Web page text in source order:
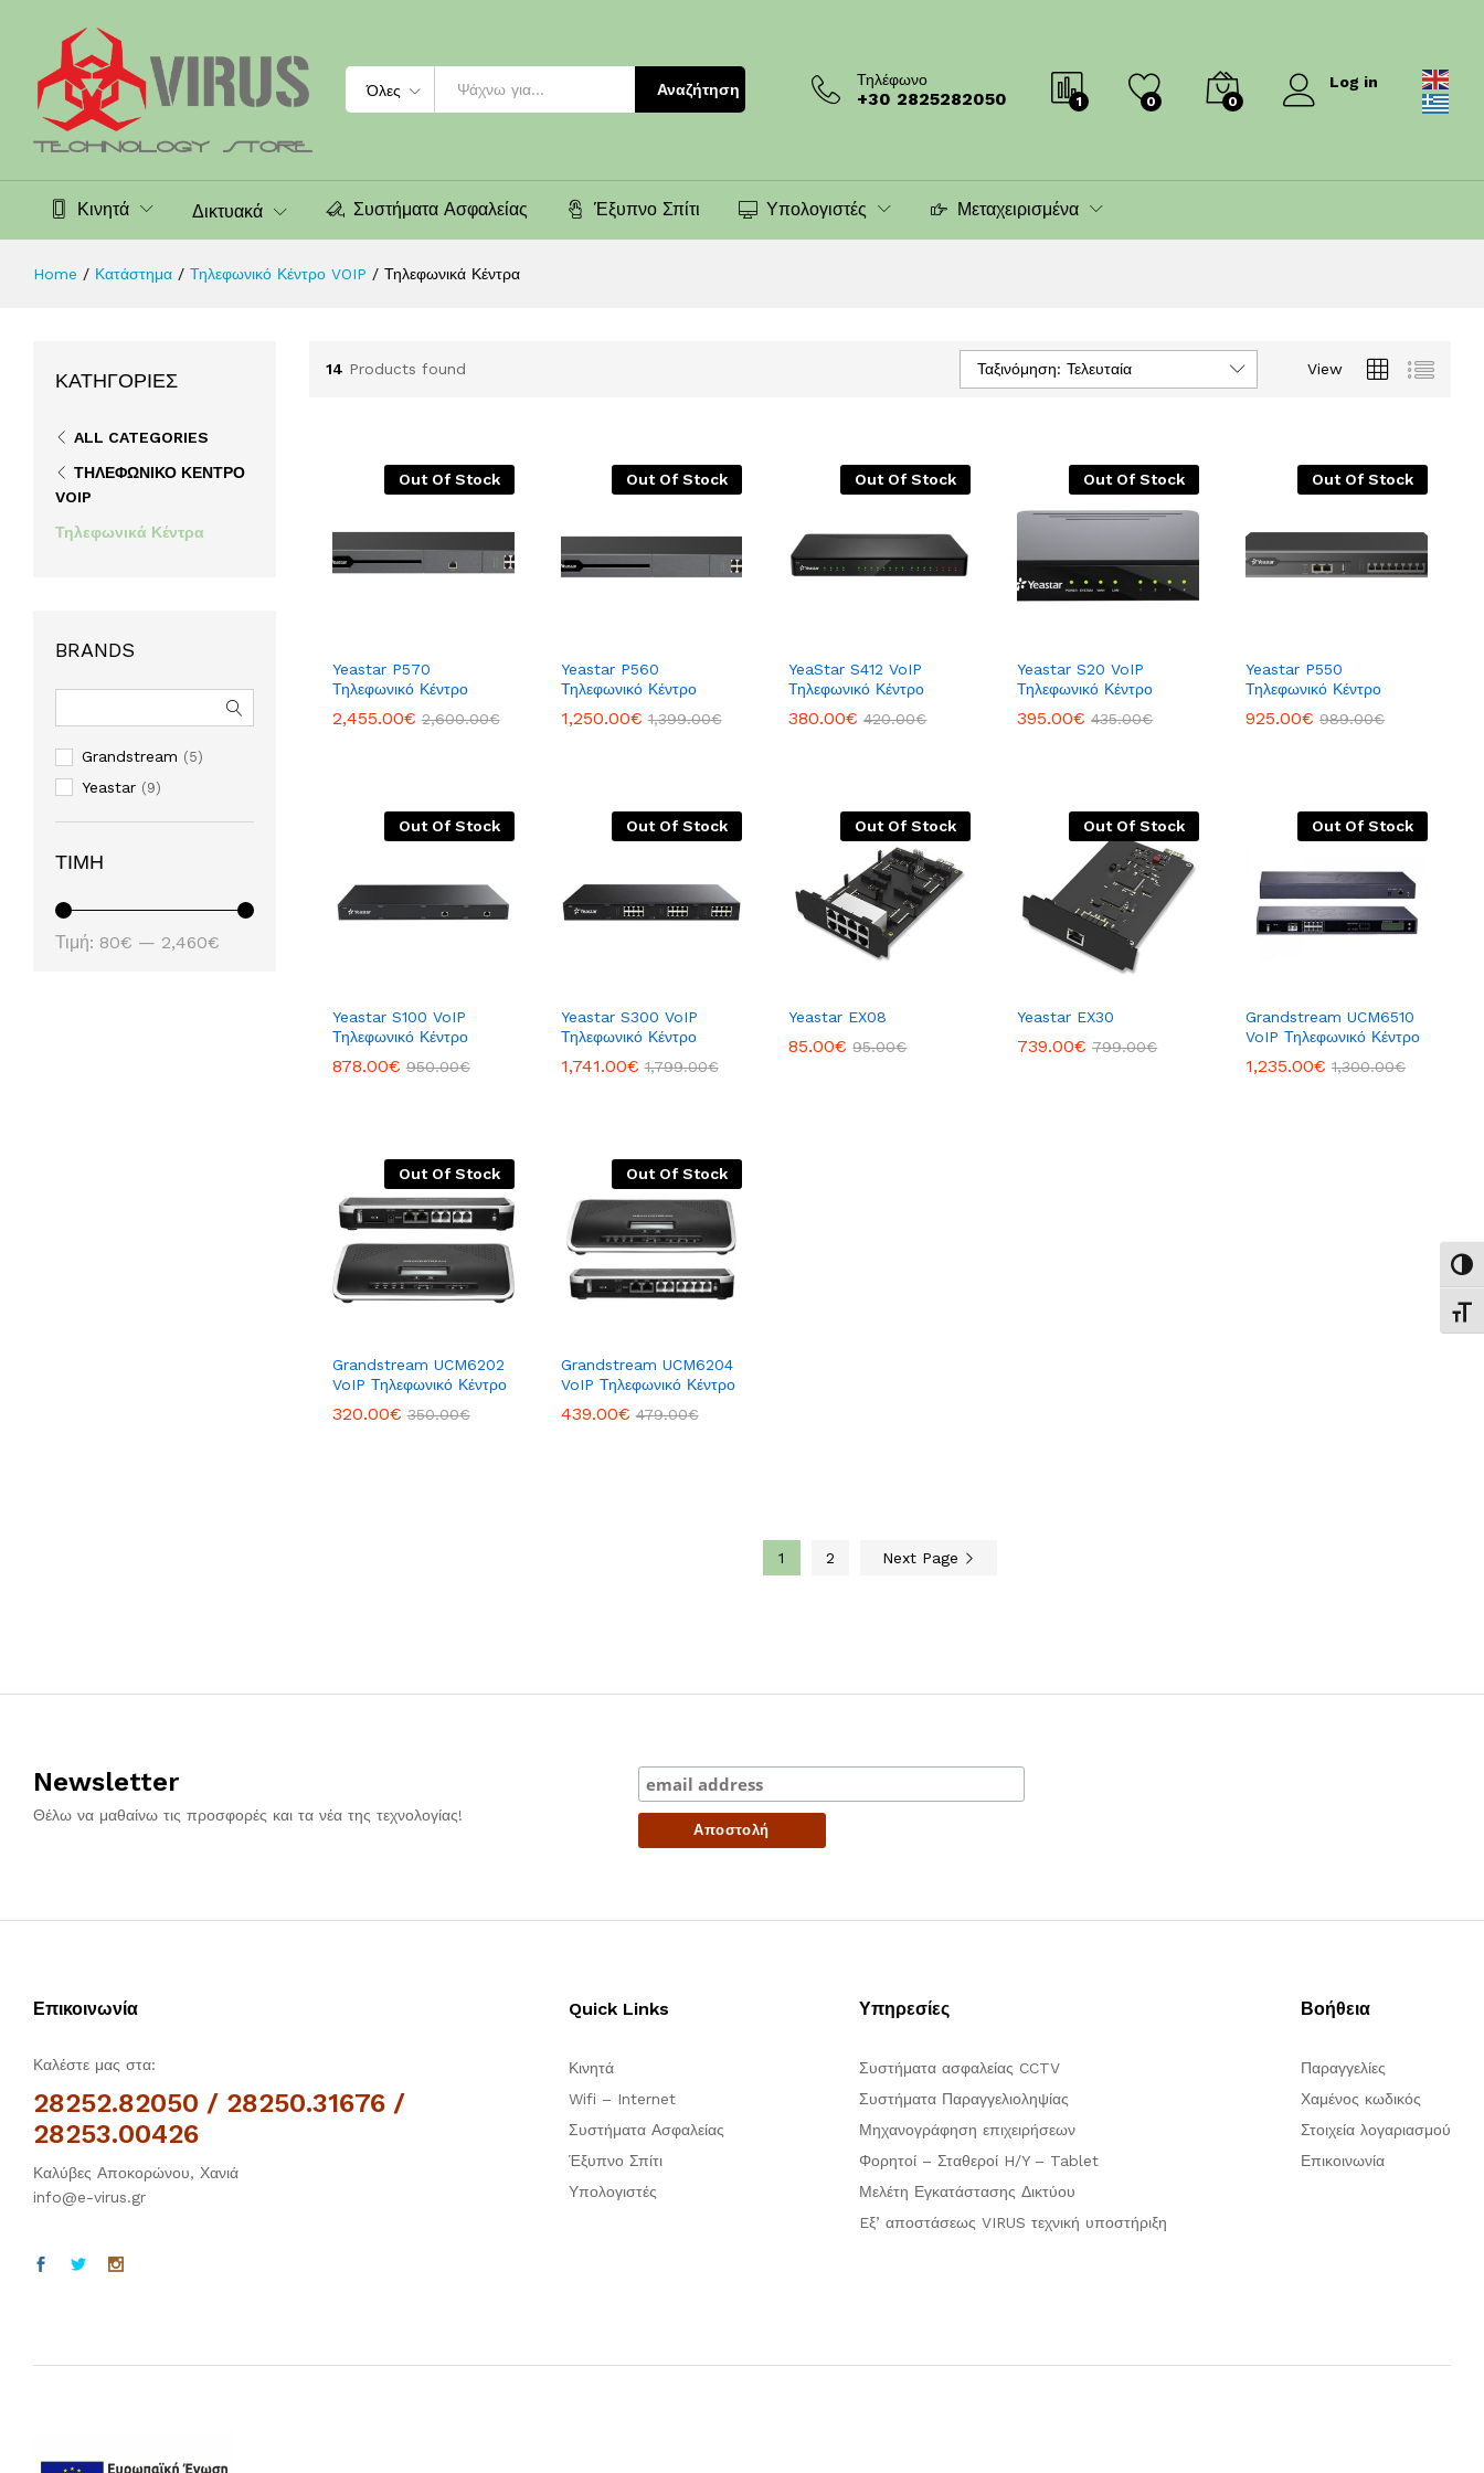
Όλες Αναζήτηση
Τηλέφωνο
+30 2825282050 1 0 0
Log in
Κινητά Δικτυακά Συστήματα Ασφαλείας Έξυπνο Σπίτι Υπολογιστές Μεταχειρισμένα
Home / Κατάστημα / Τηλεφωνικό Κέντρο VOIP / Τηλεφωνικά Κέντρα
14 Products found View
Ταξινόμηση: Τελευταία
Out Of Stock
Yeastar P570
Τηλεφωνικό Κέντρο
2,455.00€ 2,600.00€
2,455.00€ 2,600.00€
Out Of Stock
Yeastar P560
Τηλεφωνικό Κέντρο
1,250.00€ 1,399.00€
1,250.00€ 1,399.00€
Out Of Stock
YeaStar S412 VoIP
Τηλεφωνικό Κέντρο
380.00€ 420.00€
380.00€ 420.00€
Out Of Stock
Yeastar S20 VoIP
Τηλεφωνικό Κέντρο
395.00€ 435.00€
395.00€ 435.00€
Out Of Stock
Yeastar P550
Τηλεφωνικό Κέντρο
925.00€ 989.00€
925.00€ 989.00€
Out Of Stock
Yeastar S100 VoIP
Τηλεφωνικό Κέντρο
878.00€ 950.00€
878.00€ 950.00€
Out Of Stock
Yeastar S300 VoIP
Τηλεφωνικό Κέντρο
1,741.00€ 1,799.00€
1,741.00€ 1,799.00€
Out Of Stock
Yeastar EX08
85.00€ 95.00€
85.00€ 95.00€
Out Of Stock
Yeastar EX30
739.00€ 799.00€
739.00€ 799.00€
Out Of Stock
Grandstream UCM6510
VoIP Τηλεφωνικό Κέντρο
1,235.00€ 1,300.00€
1,235.00€ 1,300.00€
Out Of Stock
Grandstream UCM6202
VoIP Τηλεφωνικό Κέντρο
320.00€ 350.00€
320.00€ 350.00€
Out Of Stock
Grandstream UCM6204
VoIP Τηλεφωνικό Κέντρο
439.00€ 479.00€
439.00€ 479.00€
1 2 Next Page
ΚΑΤΗΓΟΡΊΕΣ
ALL CATEGORIES
ΤΗΛΕΦΩΝΙΚΌ ΚΈΝΤΡΟ
VOIP
Τηλεφωνικά Κέντρα
BRANDS
Grandstream (5)
Yeastar (9)
ΤΙΜΉ
Τιμή: 80€ — 2,460€
Newsletter
Θέλω να μαθαίνω τις προσφορές και τα νέα της τεχνολογίας!
Επικοινωνία
Καλέστε μας στα:
28252.82050 / 28250.31676 /
28253.00426
Καλύβες Αποκορώνου, Χανιά
info@e-virus.gr
Quick Links
Κινητά
Wifi – Internet
Συστήματα Ασφαλείας
Έξυπνο Σπίτι
Υπολογιστές
Υπηρεσίες
Συστήματα ασφαλείας CCTV
Συστήματα Παραγγελιοληψίας
Μηχανογράφηση επιχειρήσεων
Φορητοί – Σταθεροί H/Y – Tablet
Μελέτη Εγκατάστασης Δικτύου
Eξ’ αποστάσεως VIRUS τεχνική υποστήριξη
Βοήθεια
Παραγγελίες
Χαμένος κωδικός
Στοιχεία λογαριασμού
Επικοινωνία